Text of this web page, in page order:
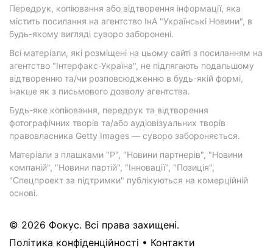
Передрук, копіювання або відтворення інформації, яка
містить посилання на агентство ІнА "Українські Новини", в
будь-якому вигляді суворо заборонені.
Всі матеріали, які розміщені на цьому сайті з посиланням на
агентство "Інтерфакс-Україна", не підлягають подальшому
відтворенню та/чи розповсюдженню в будь-якій формі,
інакше як з письмового дозволу агентства.
Будь-яке копіювання, передрук та відтворення
фотографічних творів та/або аудіовізуальних творів
правовласника Getty Images — суворо забороняється.
Матеріали з плашками "Р", "Новини партнерів", "Новини
компаній", "Новини партій", "Інновації", "Позиція",
"Спецпроект за підтримки" публікуються на комерційній
основі.
© 2026 Фокус. Всі права захищені.
Політика конфіденційності • Контакти